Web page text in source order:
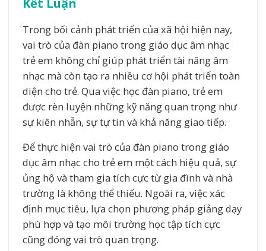
Kết Luận
Trong bối cảnh phát triển của xã hội hiện nay,
vai trò của đàn piano trong giáo dục âm nhạc
trẻ em không chỉ giúp phát triển tài năng âm
nhạc mà còn tạo ra nhiều cơ hội phát triển toàn
diện cho trẻ. Qua việc học đàn piano, trẻ em
được rèn luyện những kỹ năng quan trọng như
sự kiên nhẫn, sự tự tin và khả năng giao tiếp.
Để thực hiện vai trò của đàn piano trong giáo
dục âm nhạc cho trẻ em một cách hiệu quả, sự
ủng hộ và tham gia tích cực từ gia đình và nhà
trường là không thể thiếu. Ngoài ra, việc xác
định mục tiêu, lựa chọn phương pháp giảng dạy
phù hợp và tạo môi trường học tập tích cực
cũng đóng vai trò quan trọng.